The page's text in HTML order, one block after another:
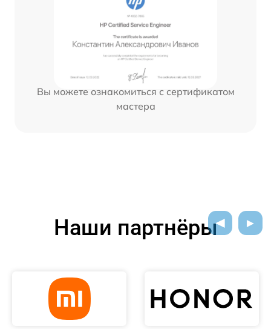
Вы можете ознакомиться с сертификатом
мастера
Наши партнёры